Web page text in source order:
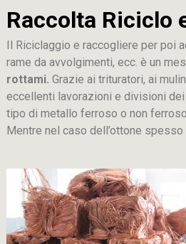
Raccolta Riciclo
Il Riciclaggio e raccogliere per poi
rame da avvolgimenti, ecc. è un
rottami. Grazie ai trituratori, ai
eccellenti lavorazioni e divisioni
tipo di metallo ferroso o non
Mentre nel caso dell’ottone